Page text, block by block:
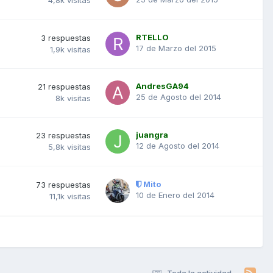
3 respuestas
1,9k visitas
RTELLO
17 de Marzo del 2015
21 respuestas
8k visitas
AndresGA94
25 de Agosto del 2014
23 respuestas
5,8k visitas
juangra
12 de Agosto del 2014
73 respuestas
11,1k visitas
Mito
10 de Enero del 2014